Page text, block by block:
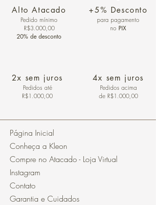
Alto Atacado
Pedido mínimo
R$3.000,00
20% de desconto
2x sem juros
Pedidos até
R$1.000,00
+5% Desconto
para pagamento
no PIX
4x sem juros
Pedidos acima
de R$1.000,00
Página Inicial
Conheça a Kleon
Compre no Atacado - Loja Virtual
Instagram
Contato
Garantia e Cuidados